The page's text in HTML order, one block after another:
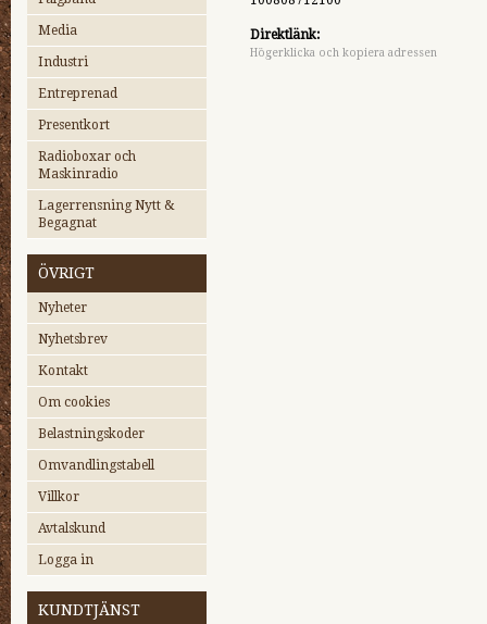
Media
Industri
Entreprenad
Presentkort
Radioboxar och
Maskinradio
Lagerrensning Nytt &
Begagnat
ÖVRIGT
Nyheter
Nyhetsbrev
Kontakt
Om cookies
Belastningskoder
Omvandlingstabell
Villkor
Avtalskund
Logga in
KUNDTJÄNST
Direktlänk:
Högerklicka och kopiera adressen